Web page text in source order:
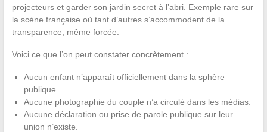
projecteurs et garder son jardin secret à l’abri. Exemple rare sur
la scène française où tant d’autres s’accommodent de la
transparence, même forcée.
Voici ce que l’on peut constater concrètement :
Aucun enfant n’apparaît officiellement dans la sphère
publique.
Aucune photographie du couple n’a circulé dans les médias.
Aucune déclaration ou prise de parole publique sur leur
union n’existe.